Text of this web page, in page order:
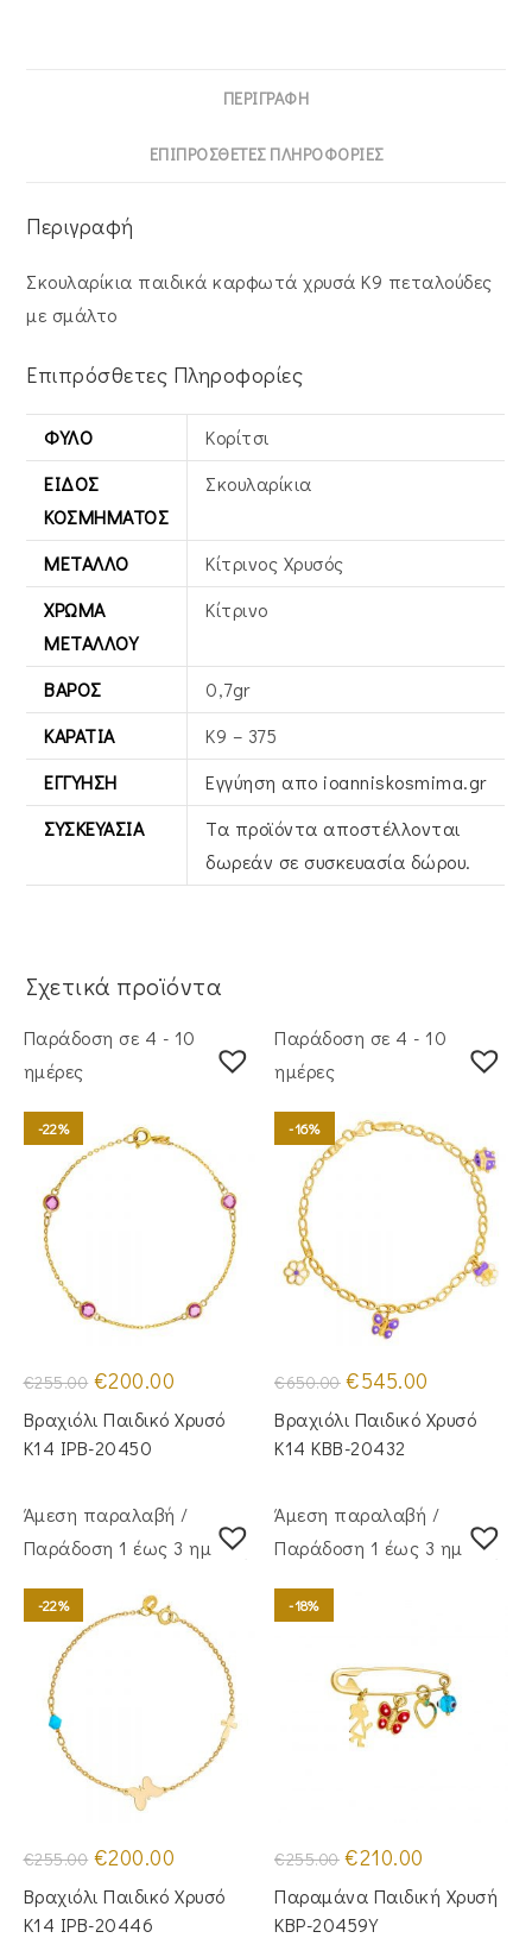
ΠΕΡΙΓΡΑΦΉ
ΕΠΙΠΡΌΣΘΕΤΕΣ ΠΛΗΡΟΦΟΡΊΕΣ
Περιγραφή
Σκουλαρίκια παιδικά καρφωτά χρυσά Κ9 πεταλούδες
με σμάλτο
Επιπρόσθετες Πληροφορίες
ΦΎΛΟ
Κορίτσι
ΕΊΔΟΣ
ΚΟΣΜΉΜΑΤΟΣ
Σκουλαρίκια
ΜΈΤΑΛΛΟ
Κίτρινος Xρυσός
ΧΡΏΜΑ
ΜΕΤΆΛΛΟΥ
Κίτρινο
ΒΆΡΟΣ
0,7gr
ΚΑΡΆΤΙΑ
Κ9 – 375
ΕΓΓΎΗΣΗ
Εγγύηση απο ioanniskosmima.gr
ΣΥΣΚΕΥΑΣΊΑ
Τα προϊόντα αποστέλλονται
δωρεάν σε συσκευασία δώρου.
Σχετικά προϊόντα
Παράδοση σε 4 - 10
ημέρες
-22%
€255.00 Original
price
was:
€255.00.
€200.00
τιμή
είναι:
Βραχιόλι Παιδικό Χρυσό
Κ14 IPB-20450
Παράδοση σε 4 - 10
ημέρες
-16%
€650.00 Original
price
was:
€650.00.
€545.00
τιμή
είναι:
Βραχιόλι Παιδικό Χρυσό
Κ14 KBB-20432
Άμεση παραλαβή /
Παράδoση 1 έως 3 ημέρες
-22%
€255.00 Original
price
was:
€255.00.
€200.00
τιμή
είναι:
Βραχιόλι Παιδικό Χρυσό
Κ14 IPB-20446
Άμεση παραλαβή /
Παράδoση 1 έως 3 ημέρες
-18%
€255.00 Original
price
was:
€255.00.
€210.00
τιμή
είναι:
Παραμάνα Παιδική Χρυσή
KBP-20459Υ